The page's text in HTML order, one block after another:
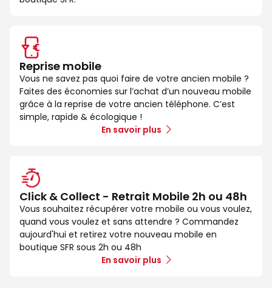
Reprise mobile
Vous ne savez pas quoi faire de votre ancien mobile ?
Faites des économies sur l’achat d’un nouveau mobile
grâce à la reprise de votre ancien téléphone. C’est
simple, rapide & écologique !
En savoir plus
Click & Collect - Retrait Mobile 2h ou 48h
Vous souhaitez récupérer votre mobile ou vous voulez,
quand vous voulez et sans attendre ? Commandez
aujourd'hui et retirez votre nouveau mobile en
boutique SFR sous 2h ou 48h
En savoir plus